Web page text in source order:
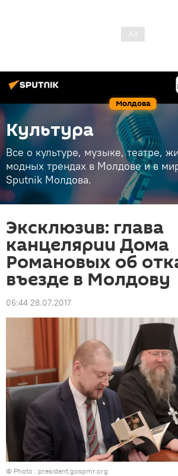
Молдова
Культура
Все о культуре, музыке, театре,
модных трендах в Молдове и в
Sputnik Молдова.
Эксклюзив: глава
канцелярии Дома
Романовых об
въезде в Молдову
06:44 28.07.2017
© Photo : president.gospmr.org